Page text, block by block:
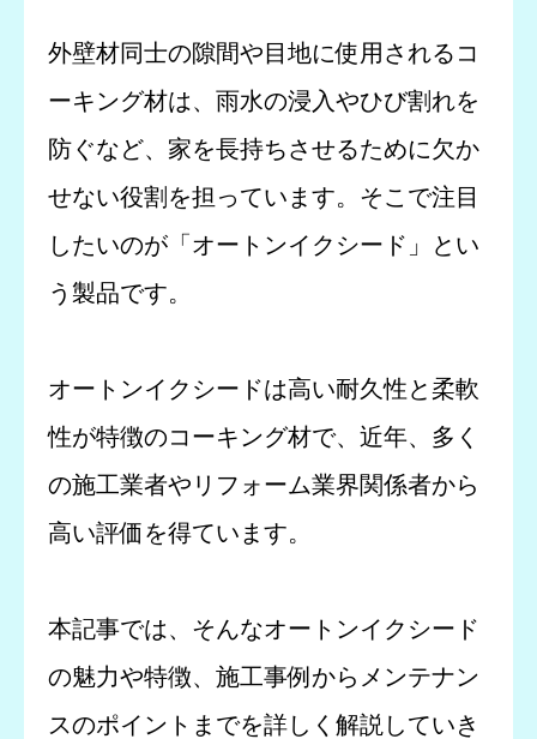
外壁材同士の隙間や目地に使用されるコ
ーキング材は、雨水の浸入やひび割れを
防ぐなど、家を長持ちさせるために欠か
せない役割を担っています。そこで注目
したいのが「オートンイクシード」とい
う製品です。
オートンイクシードは高い耐久性と柔軟
性が特徴のコーキング材で、近年、多く
の施工業者やリフォーム業界関係者から
高い評価を得ています。
本記事では、そんなオートンイクシード
の魅力や特徴、施工事例からメンテナン
スのポイントまでを詳しく解説していき